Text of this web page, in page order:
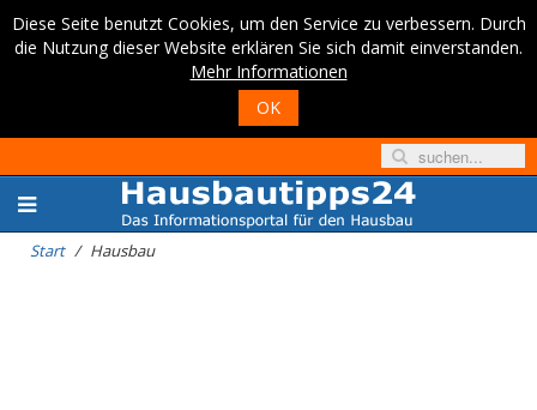
Diese Seite benutzt Cookies, um den Service zu verbessern. Durch
die Nutzung dieser Website erklären Sie sich damit einverstanden.
Mehr Informationen
OK
Start Hausbau